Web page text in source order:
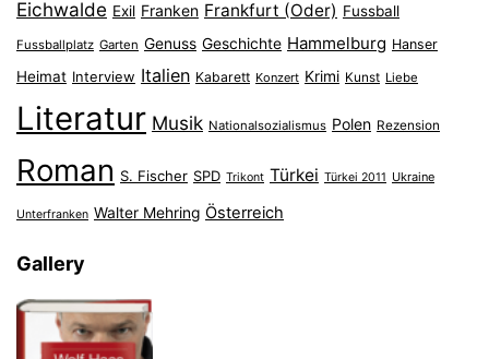
Eichwalde Exil Franken Frankfurt (Oder) Fussball
Fussballplatz Garten Genuss Geschichte Hammelburg Hanser
Heimat Interview Italien Kabarett Konzert Krimi Kunst Liebe
Literatur Musik Nationalsozialismus Polen Rezension
Roman S. Fischer SPD Trikont Türkei Türkei 2011 Ukraine
Unterfranken Walter Mehring Österreich
Gallery